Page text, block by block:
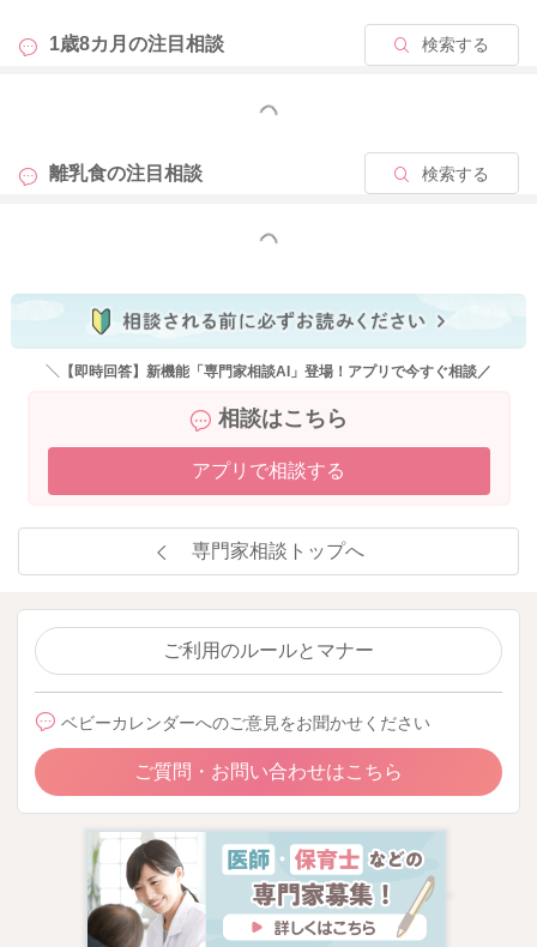
ます。1歳8カ月の注目相談 検索する
もっと見る
離乳食の注目相談 検索する
もっと見る
＼【即時回答】新機能「専門家相談AI」登場！アプリで今すぐ相談／
相談はこちら
アプリで相談する
専門家相談トップへ
ご利用のルールとマナー
ベビーカレンダーへのご意見をお聞かせください
ご質問・お問い合わせはこちら